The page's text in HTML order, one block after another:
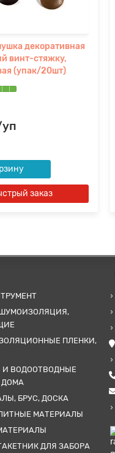
декоративная
винт-стяжку,
(упак/20шт)
заказ
ПЛЕНКИ,
И ВОДООТВОДНЫЕ
ДОМА
БРУС, ДОСКА
МАТЕРИАЛЫ
ДЛЯ ЗАБОРА